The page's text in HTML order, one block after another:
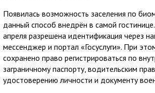
Появилась возможность заселения по
данный способ внедрён в самой
апреля разрешена идентификация через
мессенджер и портал «Госуслуги». При
сохранено право регистрироваться по
заграничному паспорту, водительским
удостоверению личности и документу